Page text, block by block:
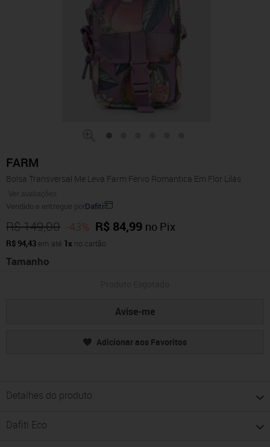
FARM
Bolsa Transversal Me Leva Farm Fervo Romantica Em Flor Lilás
Ver avaliações
Vendido e entregue porDafiti
R$ 149,00 -43% R$ 84,99 no Pix
R$ 94,43 em até 1x no cartão
Tamanho
Avise-me
Adicionar aos Favoritos
Detalhes do produto
Dafiti Eco